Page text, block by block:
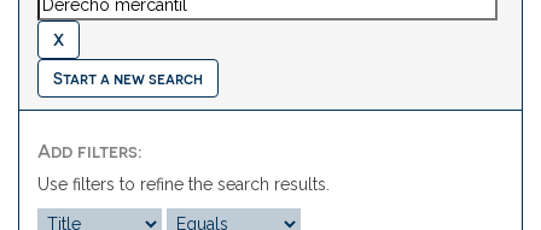
Start a new search
Add filters:
Use filters to refine the search results.